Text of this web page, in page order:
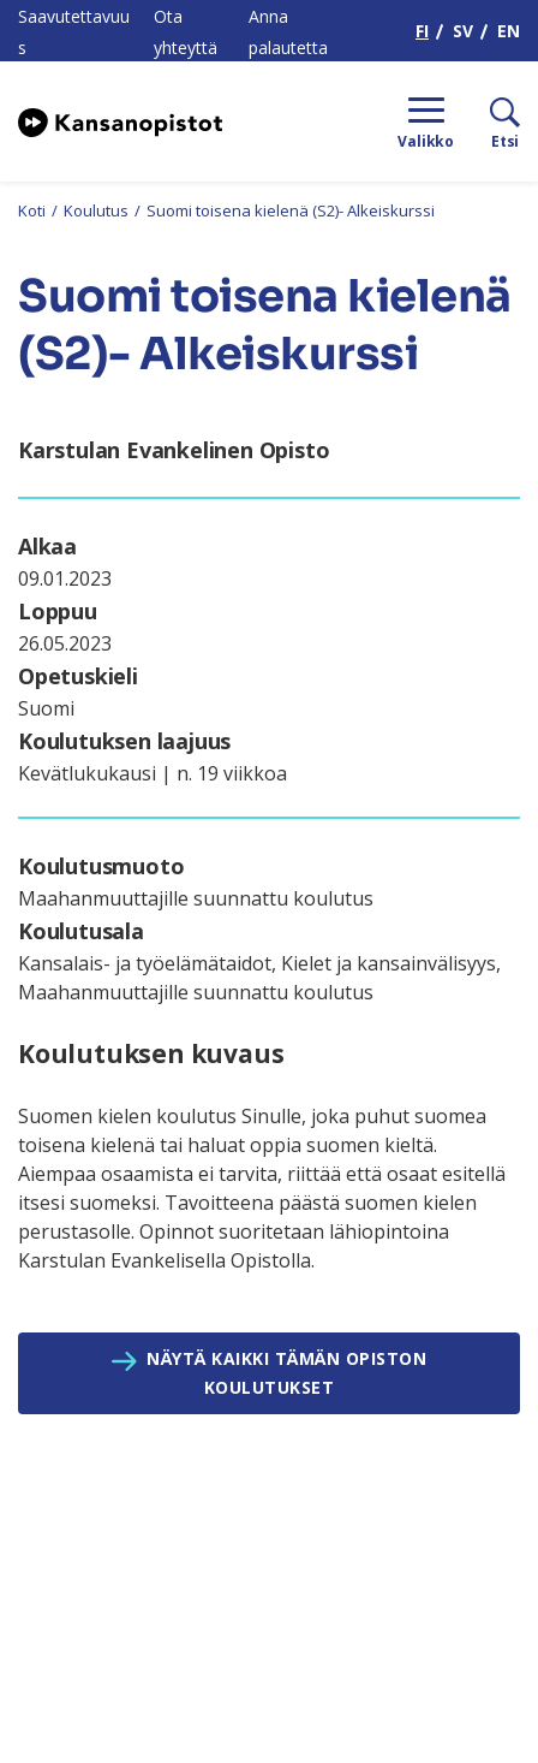
Saavutettavuu
s
Ota
yhteyttä
Anna
palautetta
FI SV EN
Valikko Etsi
Koti / Koulutus / Suomi toisena kielenä (S2)- Alkeiskurssi
Suomi toisena kielenä
(S2)- Alkeiskurssi
Karstulan Evankelinen Opisto
Alkaa
09.01.2023
Loppuu
26.05.2023
Opetuskieli
Suomi
Koulutuksen laajuus
Kevätlukukausi | n. 19 viikkoa
Koulutusmuoto
Maahanmuuttajille suunnattu koulutus
Koulutusala
Kansalais- ja työelämätaidot, Kielet ja kansainvälisyys,
Maahanmuuttajille suunnattu koulutus
Koulutuksen kuvaus
Suomen kielen koulutus Sinulle, joka puhut suomea
toisena kielenä tai haluat oppia suomen kieltä.
Aiempaa osaamista ei tarvita, riittää että osaat esitellä
itsesi suomeksi. Tavoitteena päästä suomen kielen
perustasolle. Opinnot suoritetaan lähiopintoina
Karstulan Evankelisella Opistolla.
NÄYTÄ KAIKKI TÄMÄN OPISTON
KOULUTUKSET